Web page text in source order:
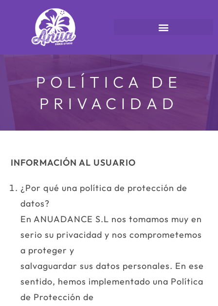
POLÍTICA DE
PRIVACIDAD
INFORMACIÓN AL USUARIO
¿Por qué una política de protección de
datos?
En ANUADANCE S.L nos tomamos muy en
serio su privacidad y nos comprometemos
a proteger y
salvaguardar sus datos personales. En ese
sentido, hemos implementado una Política
de Protección de